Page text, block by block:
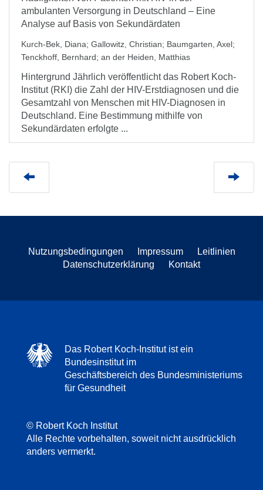
ambulanten Versorgung in Deutschland – Eine
Analyse auf Basis von Sekundärdaten
Kurch-Bek, Diana; Gallowitz, Christian; Baumgarten, Axel;
Tenckhoff, Bernhard; an der Heiden, Matthias
Hintergrund Jährlich veröffentlicht das Robert Koch-
Institut (RKI) die Zahl der HIV-Erstdiagnosen und die
Gesamtzahl von Menschen mit HIV-Diagnosen in
Deutschland. Eine Bestimmung mithilfe von
Sekundärdaten erfolgte ...
Nutzungsbedingungen Impressum
Leitlinien
Datenschutzerklärung
Kontakt
Das Robert Koch-Institut ist ein
Bundesinstitut im
Geschäftsbereich des Bundesministeriums
für Gesundheit
© Robert Koch Institut
Alle Rechte vorbehalten, soweit nicht ausdrücklich
anders vermerkt.